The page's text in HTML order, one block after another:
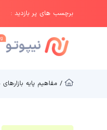
برچسب های پر بازدید :
/ مفاهیم پایه